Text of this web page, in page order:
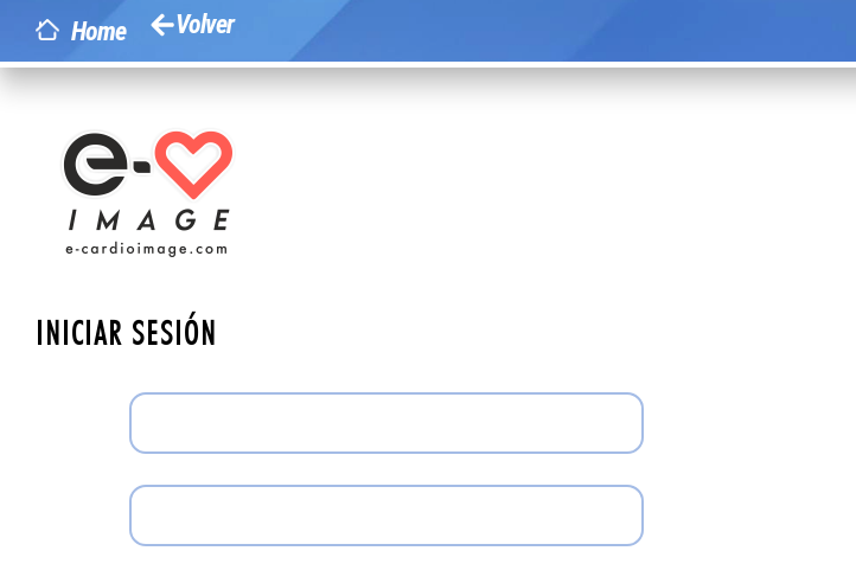
Home Volver
INICIAR SESIÓN